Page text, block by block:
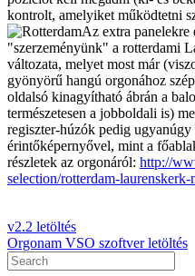
kontrolt, amelyiket működtetni
Az extra panelekre
"szerzeményünk" a rotterdami
változata, melyet most már
gyönyörű hangú orgonához
oldalsó kinagyítható ábrán a
természetesen a jobboldali is)
regiszter-húzók pedig
érintőképernyővel, mint a
részletek az orgonáról: http://
selection/rotterdam-
v2.2 letöltés
Orgonam VSO szoftver letöltés